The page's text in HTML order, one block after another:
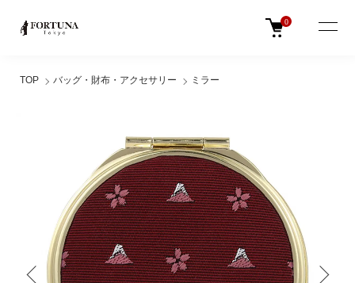
0
TOP バッグ・財布・アクセサリー ミラー